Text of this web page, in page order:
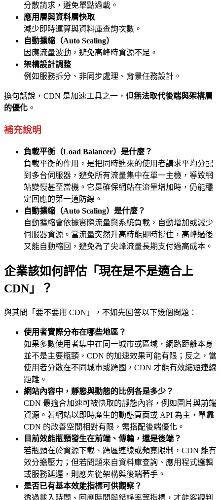
分散請求，避免單點過載。
應用層與資料層快取
減少即時運算與資料庫查詢次數。
自動擴縮（Auto Scaling）
因應流量波動，避免高峰時資源不足。
架構設計調整
例如服務拆分、非同步處理、背景任務設計。
換句話說，CDN 是加速工具之一，但無法取代後端與架構層
的優化 。
補充說明
負載平衡（Load Balancer）是什麼？
負載平衡的作用，是把同時進來的使用者請求平均分配
到多台伺服器，避免所有流量集中在單一主機，導致網
站變慢甚至當機。它是確保網站在流量增加時，仍能穩
定回應的第一道防線。
自動擴縮（Auto Scaling）是什麼？
自動擴縮會依據實際流量與系統負載，自動增加或減少
伺服器資源。當流量突然升高時能即時撐住，高峰過後
又能自動縮回，避免為了尖峰流量長期支付過高成本。
企業該如何評估「現在是不是適合上
CDN」？
與其問「要不要用 CDN」，不如先回答以下幾個問題：
使用者實際分布在哪些地區？
如果多數使用者集中在同一城市或區域，網路距離本身
並不是主要瓶頸，CDN 的加速效果可能有限；反之，當
使用者分散在不同城市或跨國，CDN 才能有效縮短連線
距離。
網站內容中，靜態與動態的比例各是多少？
CDN 最適合加速可被快取的靜態內容，例如圖片與前端
資源。若網站以即時產生的動態頁面或 API 為主，單靠
CDN 的改善空間相對有限，需搭配後端優化。
目前效能瓶頸發生在前端、傳輸，還是後端？
若瓶頸在於資源下載、跨區連線或頻寬限制，CDN 能有
效分擔壓力；但若問題來自資料庫查詢、應用程式邏輯
或服務延遲，則應先從架構與後端著手。
是否已有基本效能指標可供觀察？
透過載入時間、回應時間與錯誤率等指標，才能客觀判